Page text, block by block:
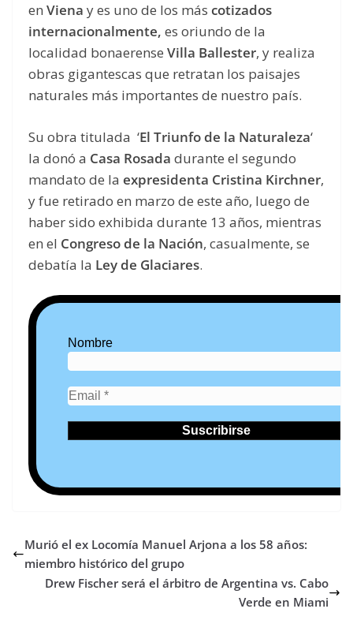
en Viena y es uno de los más cotizados
internacionalmente, es oriundo de la
localidad bonaerense Villa Ballester, y realiza
obras gigantescas que retratan los paisajes
naturales más importantes de nuestro país.
Su obra titulada ‘El Triunfo de la Naturaleza‘
la donó a Casa Rosada durante el segundo
mandato de la expresidenta Cristina Kirchner,
y fue retirado en marzo de este año, luego de
haber sido exhibida durante 13 años, mientras
en el Congreso de la Nación, casualmente, se
debatía la Ley de Glaciares.
Nombre
Murió el ex Locomía Manuel Arjona a los 58 años:
miembro histórico del grupo
Drew Fischer será el árbitro de Argentina vs. Cabo
Verde en Miami